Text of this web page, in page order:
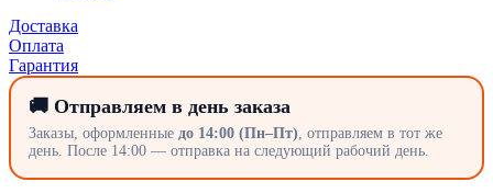
Доставка
Оплата
Гарантия
🚚 Отправляем в день заказа
Заказы, оформленные до 14:00 (Пн–Пт), отправляем в тот же
день. После 14:00 — отправка на следующий рабочий день.